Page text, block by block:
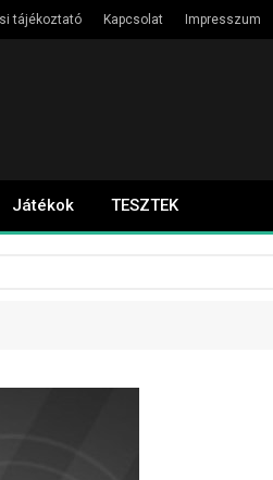
tájékoztató Kapcsolat Impresszum
Játékok TESZTEK